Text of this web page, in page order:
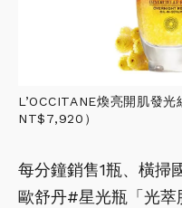
L’OCCITANE煥亮開肌發
NT$7,920）
每分鐘銷售1瓶、橫掃
歐舒丹#星光瓶「光萃